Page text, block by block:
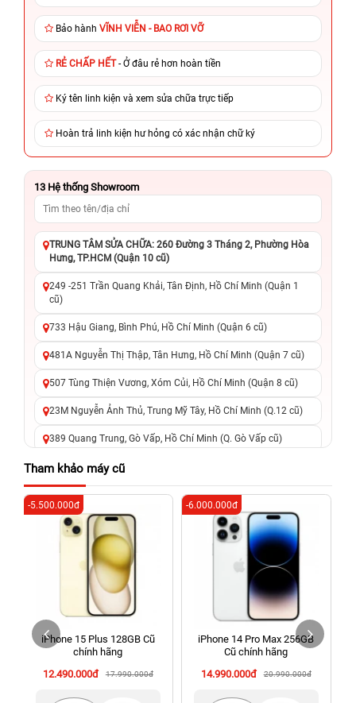
Bảo hành VĨNH VIỄN - BAO RƠI VỠ
RẺ CHẤP HẾT- Ở đâu rẻ hơn hoàn tiền
Ký tên linh kiện và xem sửa chữa trực tiếp
Hoàn trả linh kiện hư hỏng có xác nhận chữ ký
13 Hệ thống Showroom
TRUNG TÂM SỬA CHỮA: 260 Đường 3 Tháng 2, Phường Hòa
Hưng, TP.HCM (Quận 10 cũ)
249 -251 Trần Quang Khải, Tân Định, Hồ Chí Minh (Quận 1
cũ)
733 Hậu Giang, Bình Phú, Hồ Chí Minh (Quận 6 cũ)
481A Nguyễn Thị Thập, Tân Hưng, Hồ Chí Minh (Quận 7 cũ)
507 Tùng Thiện Vương, Xóm Củi, Hồ Chí Minh (Quận 8 cũ)
23M Nguyễn Ảnh Thủ, Trung Mỹ Tây, Hồ Chí Minh (Q.12 cũ)
389 Quang Trung, Gò Vấp, Hồ Chí Minh (Q. Gò Vấp cũ)
625 - 625A Âu Cơ, Tân Phú, Hồ Chí Minh (Quận Tân Phú cũ)
326 Lê Văn Việt, Tăng Nhơn Phú, Hồ Chí Minh (Q.9 TP. Thủ
Đức cũ)
256 Võ Văn Ngân, Thủ Đức, Hồ Chí Minh (Bình Thọ, TP. Thủ
70 Nguyễn An Ninh, Dĩ An, Hồ Chí Minh (Bình Dương Cũ)
24h Vũng Tàu: 162A Ba Cu, Vũng Tàu, Hồ Chí Minh (TP. Vũng
Tàu cũ)
198 Hoàng Văn Thụ, Tân Sơn Nhất, Hồ Chí Minh (Tân Bình
Tham khảo máy cũ
iPhone 15 Plus 128GB Cũ
chính hãng
12.490.000đ
17.990.000đ
-5.500.000đ
iPhone 14 Pro Max 256GB
Cũ chính hãng
14.990.000đ
20.990.000đ
-6.000.000đ